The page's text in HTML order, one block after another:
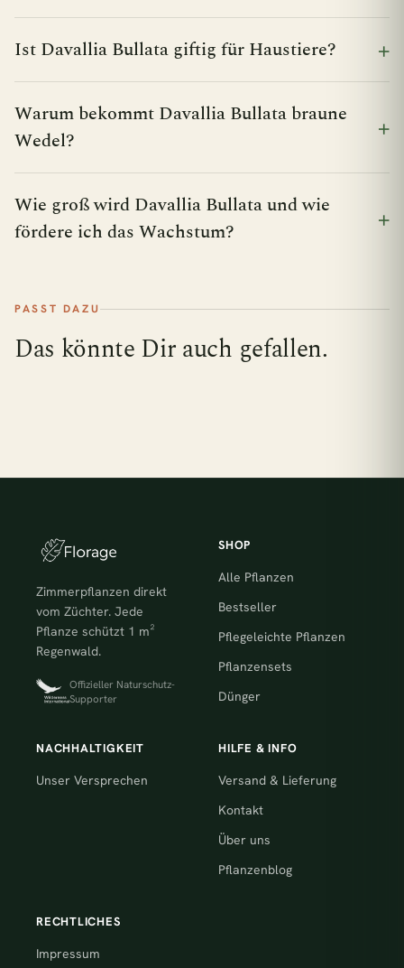
Ist Davallia Bullata giftig für Haustiere?
Warum bekommt Davallia Bullata braune
Wedel?
Wie groß wird Davallia Bullata und wie
fördere ich das Wachstum?
PASST DAZU
Das könnte Dir auch gefallen.
Zimmerpflanzen direkt
vom Züchter. Jede
Pflanze schützt 1 m²
Regenwald.
Offizieller Naturschutz-
Supporter
SHOP
Alle Pflanzen
Bestseller
Pflegeleichte Pflanzen
Pflanzensets
Dünger
NACHHALTIGKEIT
Unser Versprechen
HILFE & INFO
Versand & Lieferung
Kontakt
Über uns
Pflanzenblog
RECHTLICHES
Impressum